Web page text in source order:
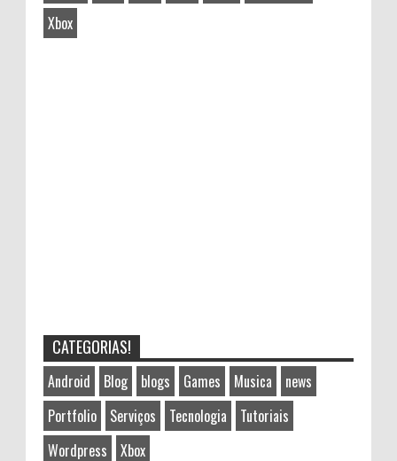
Xbox
CATEGORIAS!
Android Blog blogs Games Musica
news
Portfolio
Serviços Tecnologia
Tutoriais
Wordpress
Xbox